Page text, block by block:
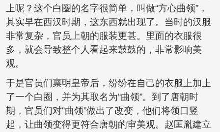
上呢？这个白圈的名字很简单，叫做“方心曲领”，
其实早在西汉时期，这东西就出现了。当时的汉服
非常复杂，官员上朝的服装更甚。里面的衣服很
多，就会导致整个人看起来鼓鼓的，非常影响美
观。
于是官员们禀明皇帝后，纷纷在自己的衣服上加上
了一个白圈，并为其取名为“曲领”。到了唐朝时
期，官员们对“曲领”做出了改变，他们将领口竖
起，让曲领变得更符合唐朝的审美观。赵匡胤建立